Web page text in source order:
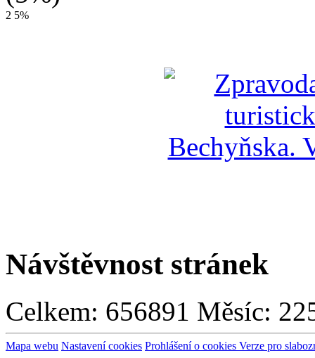
2 5%
Návštěvnost stránek
Celkem: 656891 Měsíc:
Mapa webu Nastavení cookies Prohlášení o cookies Verze pro